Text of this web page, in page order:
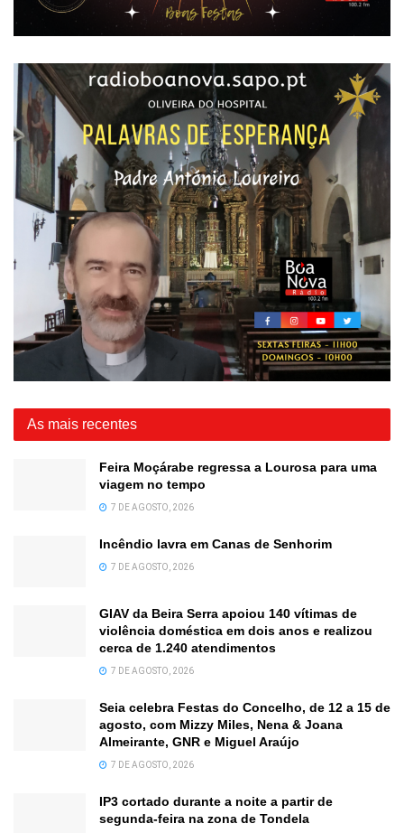
As mais recentes
Feira Moçárabe regressa a Lourosa para uma
viagem no tempo
7 DE AGOSTO, 2026
Incêndio lavra em Canas de Senhorim
7 DE AGOSTO, 2026
GIAV da Beira Serra apoiou 140 vítimas de
violência doméstica em dois anos e realizou
cerca de 1.240 atendimentos
7 DE AGOSTO, 2026
Seia celebra Festas do Concelho, de 12 a 15 de
agosto, com Mizzy Miles, Nena & Joana
Almeirante, GNR e Miguel Araújo
7 DE AGOSTO, 2026
IP3 cortado durante a noite a partir de
segunda-feira na zona de Tondela